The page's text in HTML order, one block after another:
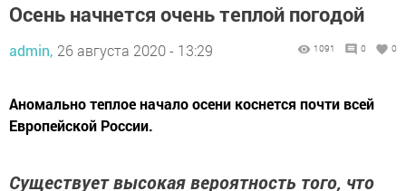
Осень начнется очень теплой погодой
admin, 26 августа 2020 - 13:29 1091 0 0
Аномально теплое начало осени коснется почти всей
Европейской России.
Существует высокая вероятность того, что